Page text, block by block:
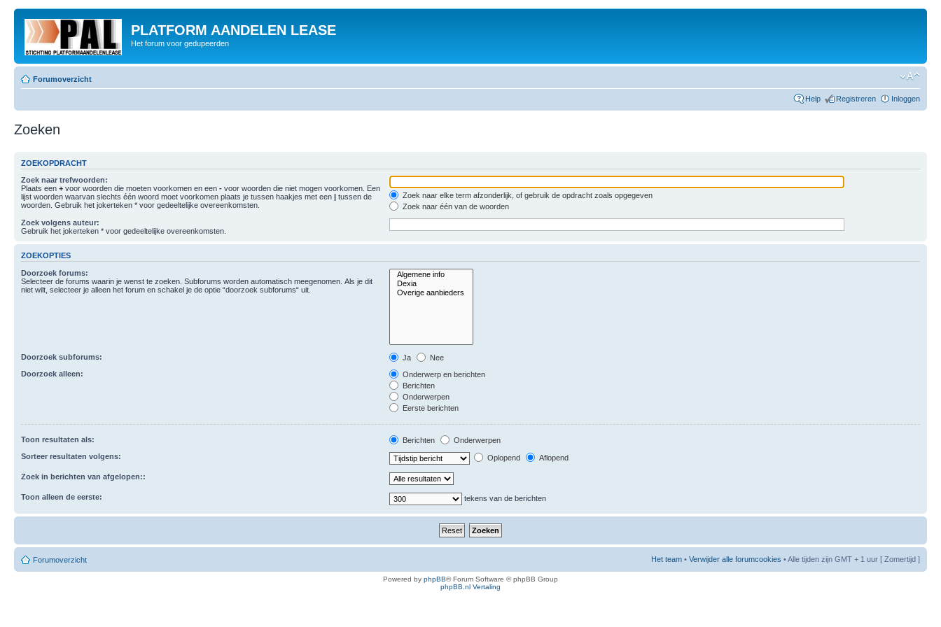
PLATFORM AANDELEN LEASE
Het forum voor gedupeerden
Forumoverzicht
Help Registreren Inloggen
Zoeken
ZOEKOPDRACHT
Zoek naar trefwoorden:
Plaats een + voor woorden die moeten voorkomen en een - voor woorden die niet mogen voorkomen. Een
lijst woorden waarvan slechts één woord moet voorkomen plaats je tussen haakjes met een | tussen de
woorden. Gebruik het jokerteken * voor gedeeltelijke overeenkomsten.
Zoek naar elke term afzonderlijk, of gebruik de opdracht zoals opgegeven
Zoek naar één van de woorden
Zoek volgens auteur:
Gebruik het jokerteken * voor gedeeltelijke overeenkomsten.
ZOEKOPTIES
Doorzoek forums:
Selecteer de forums waarin je wenst te zoeken. Subforums worden automatisch meegenomen. Als je dit
niet wilt, selecteer je alleen het forum en schakel je de optie “doorzoek subforums“ uit.
Doorzoek subforums: Ja
Nee
Doorzoek alleen:
Onderwerp en berichten
Berichten
Onderwerpen
Eerste berichten
Toon resultaten als: Berichten
Onderwerpen
Sorteer resultaten volgens:
Oplopend Aflopend
Zoek in berichten van afgelopen::
Toon alleen de eerste: tekens van de berichten
Forumoverzicht Het team • Verwijder alle forumcookies • Alle tijden zijn GMT + 1 uur [ Zomertijd ]
Powered by phpBB® Forum Software © phpBB Group
phpBB.nl Vertaling